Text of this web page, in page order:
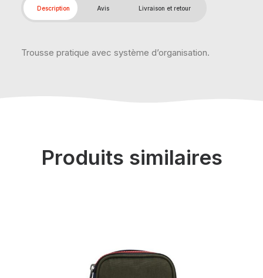
Description Avis Livraison et retour
Trousse pratique avec système d’organisation.
Produits similaires